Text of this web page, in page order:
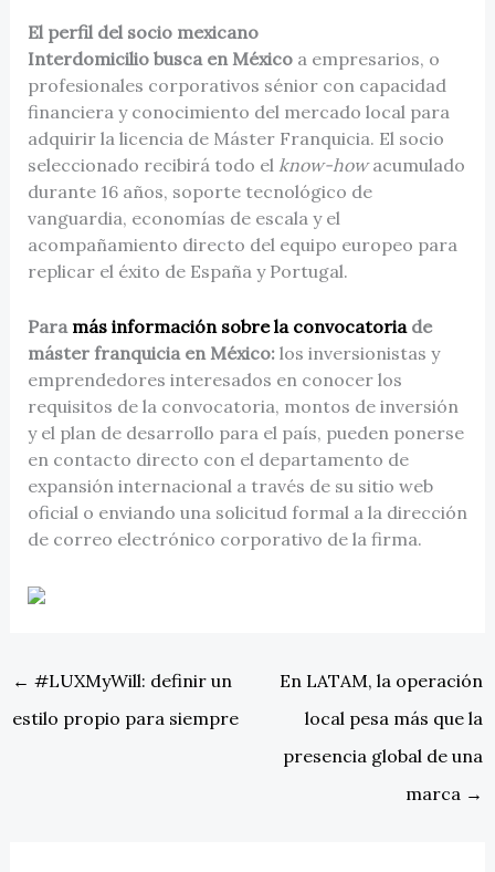
El perfil del socio mexicano
Interdomicilio busca en Méxicoa empresarios, o
profesionales corporativos sénior con capacidad
financiera y conocimiento del mercado local para
adquirir la licencia de Máster Franquicia. El socio
seleccionado recibirá todo el know-howacumulado
durante 16 años, soporte tecnológico de
vanguardia, economías de escala y el
acompañamiento directo del equipo europeo para
replicar el éxito de España y Portugal.
Para más información sobre la convocatoriade
máster franquicia en México:los inversionistas y
emprendedores interesados en conocer los
requisitos de la convocatoria, montos de inversión
y el plan de desarrollo para el país, pueden ponerse
en contacto directo con el departamento de
expansión internacional a través de su sitio web
oficial o enviando una solicitud formal a la dirección
de correo electrónico corporativo de la firma.
← #LUXMyWill: definir un
estilo propio para siempre
En LATAM, la operación
local pesa más que la
presencia global de una
marca →